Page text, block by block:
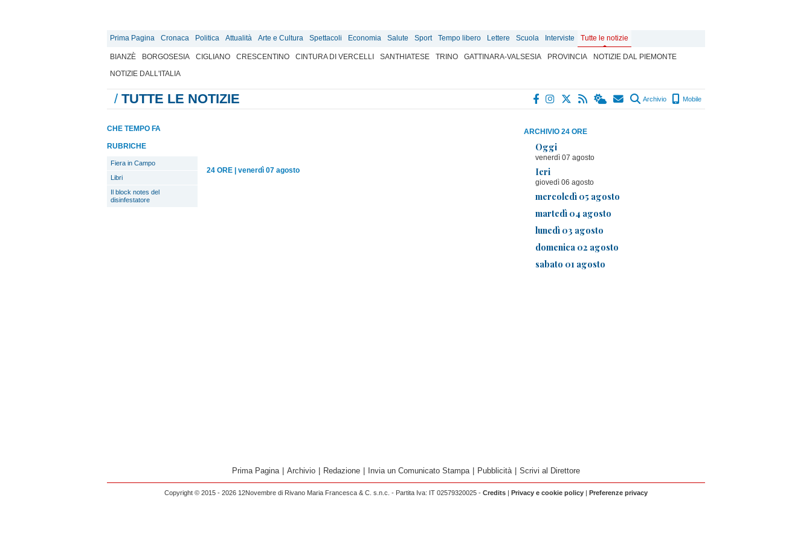
Prima Pagina Cronaca Politica Attualità Arte e Cultura Spettacoli Economia Salute Sport Tempo libero Lettere Scuola Interviste Tutte le notizie
BIANZÈ BORGOSESIA CIGLIANO CRESCENTINO CINTURA DI VERCELLI SANTHIATESE TRINO GATTINARA-VALSESIA PROVINCIA
NOTIZIE DAL PIEMONTE
NOTIZIE DALL'ITALIA
/ TUTTE LE NOTIZIE Archivio Mobile
ARCHIVIO 24 ORE
Oggi
venerdì 07 agosto
Ieri
giovedì 06 agosto
mercoledì 05 agosto
martedì 04 agosto
lunedì 03 agosto
domenica 02 agosto
sabato 01 agosto
CHE TEMPO FA
RUBRICHE
Fiera in Campo
Libri
Il block notes del
disinfestatore
24 ORE venerdì 07 agosto
Prima Pagina Archivio Redazione Invia un Comunicato Stampa Pubblicità Scrivi al Direttore
Copyright © 2015 - 2026 12Novembre di Rivano Maria Francesca & C. s.n.c. - Partita Iva: IT 02579320025 - Credits | Privacy e cookie policy | Preferenze privacy